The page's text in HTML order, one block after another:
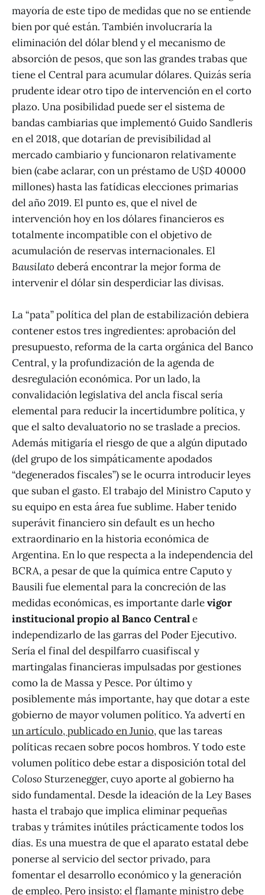
mayoría de este tipo de medidas que no se entiende
bien por qué están. También involucraría la
eliminación del dólar blend y el mecanismo de
absorción de pesos, que son las grandes trabas que
tiene el Central para acumular dólares. Quizás sería
prudente idear otro tipo de intervención en el corto
plazo. Una posibilidad puede ser el sistema de
bandas cambiarias que implementó Guido Sandleris
en el 2018, que dotarían de previsibilidad al
mercado cambiario y funcionaron relativamente
bien (cabe aclarar, con un préstamo de U$D 40000
millones) hasta las fatídicas elecciones primarias
del año 2019. El punto es, que el nivel de
intervención hoy en los dólares financieros es
totalmente incompatible con el objetivo de
acumulación de reservas internacionales. El
Bausilato deberá encontrar la mejor forma de
intervenir el dólar sin desperdiciar las divisas.
La “pata” política del plan de estabilización debiera
contener estos tres ingredientes: aprobación del
presupuesto, reforma de la carta orgánica del Banco
Central, y la profundización de la agenda de
desregulación económica. Por un lado, la
convalidación legislativa del ancla fiscal sería
elemental para reducir la incertidumbre política, y
que el salto devaluatorio no se traslade a precios.
Además mitigaría el riesgo de que a algún diputado
(del grupo de los simpáticamente apodados
“degenerados fiscales”) se le ocurra introducir leyes
que suban el gasto. El trabajo del Ministro Caputo y
su equipo en esta área fue sublime. Haber tenido
superávit financiero sin default es un hecho
extraordinario en la historia económica de
Argentina. En lo que respecta a la independencia del
BCRA, a pesar de que la química entre Caputo y
Bausili fue elemental para la concreción de las
medidas económicas, es importante darlevigor
institucionalpropio al Banco Centrale
independizarlo de las garras del Poder Ejecutivo.
Sería el final del despilfarro cuasifiscal y
martingalas financieras impulsadas por gestiones
como la de Massa y Pesce. Por último y
posiblemente más importante, hay que dotar a este
gobierno de mayor volumen político. Ya advertí en
un artículo, publicado en Junio, que las tareas
políticas recaen sobre pocos hombros. Y todo este
volumen político debe estar a disposición total del
Coloso Sturzenegger, cuyo aporte al gobierno ha
sido fundamental. Desde la ideación de la Ley Bases
hasta el trabajo que implica eliminar pequeñas
trabas y trámites inútiles prácticamente todos los
días. Es una muestra de que el aparato estatal debe
ponerse al servicio del sector privado, para
fomentar el desarrollo económico y la generación
de empleo. Pero insisto: el flamante ministro debe